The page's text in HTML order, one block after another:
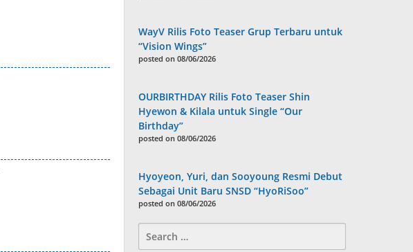
WayV Rilis Foto Teaser Grup Terbaru untuk
“Vision Wings”
posted on 08/06/2026
OURBIRTHDAY Rilis Foto Teaser Shin
Hyewon & Kilala untuk Single “Our
Birthday”
posted on 08/06/2026
Hyoyeon, Yuri, dan Sooyoung Resmi Debut
Sebagai Unit Baru SNSD “HyoRiSoo”
posted on 08/06/2026
for: